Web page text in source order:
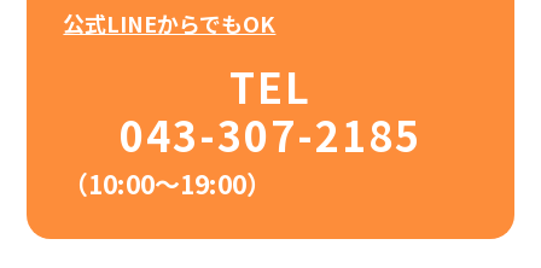
公式LINEからでもOK
TEL
043-307-2185
（10:00〜19:00）